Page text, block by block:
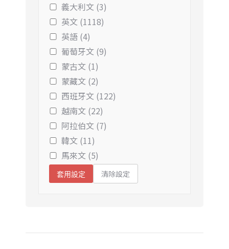
義大利文 (3)
英文 (1118)
英語 (4)
葡萄牙文 (9)
蒙古文 (1)
蒙藏文 (2)
西班牙文 (122)
越南文 (22)
阿拉伯文 (7)
韓文 (11)
馬來文 (5)
套用設定 清除設定